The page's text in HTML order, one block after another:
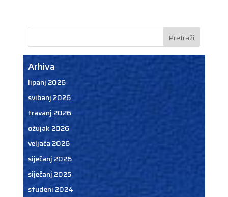
Arhiva
lipanj 2026
svibanj 2026
travanj 2026
ožujak 2026
veljača 2026
siječanj 2026
siječanj 2025
studeni 2024